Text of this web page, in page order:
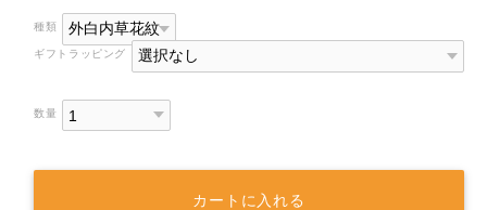
種類
ギフトラッピング
数量
カートに入れる